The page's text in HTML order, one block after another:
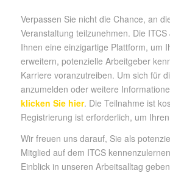
Verpassen Sie nicht die Chance, an
Veranstaltung teilzunehmen. Die
Ihnen eine einzigartige Plattform, um
erweitern, potenzielle Arbeitgeber
Karriere voranzutreiben. Um sich für
anzumelden oder weitere
klicken Sie hier. Die Teilnahme ist
Registrierung ist erforderlich, um
Wir freuen uns darauf, Sie als
Mitglied auf dem ITCS
Einblick in unseren Arbeitsalltag